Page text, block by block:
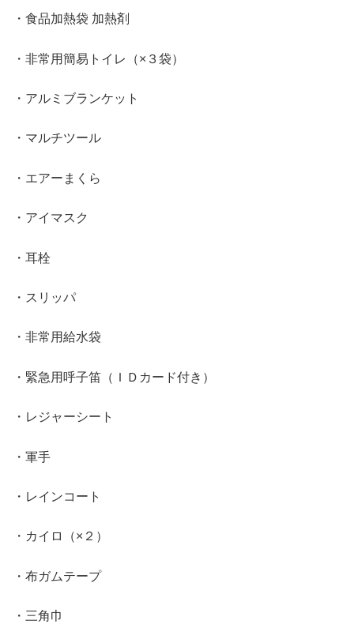
・食品加熱袋 加熱剤
・非常用簡易トイレ（×３袋）
・アルミブランケット
・マルチツール
・エアーまくら
・アイマスク
・耳栓
・スリッパ
・非常用給水袋
・緊急用呼子笛（ＩＤカード付き）
・レジャーシート
・軍手
・レインコート
・カイロ（×２）
・布ガムテープ
・三角巾